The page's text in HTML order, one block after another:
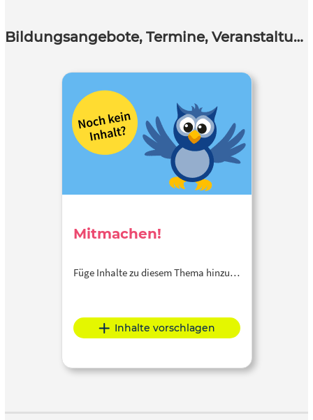
Bildungsangebote, Termine, Veranstaltungen
Mitmachen!
Füge Inhalte zu diesem Thema hinzu…
Inhalte vorschlagen